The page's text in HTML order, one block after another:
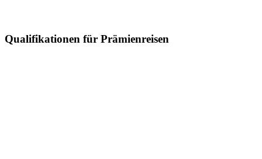
Qualifikationen für Prämienreisen